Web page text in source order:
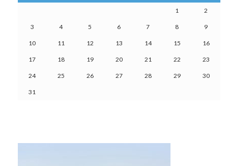
1 2
3 4 5 6 7 8 9
10 11 12 13 14 15 16
17 18 19 20 21 22 23
24 25 26 27 28 29 30
31